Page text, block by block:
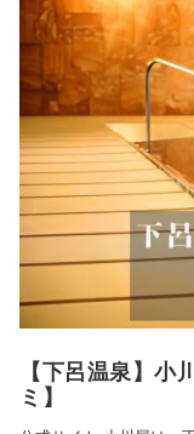
【下呂温泉】小
ミ】